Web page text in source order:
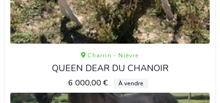
Charrin - Nièvre
QUEEN DEAR DU CHANOIR
6 000,00 € À vendre